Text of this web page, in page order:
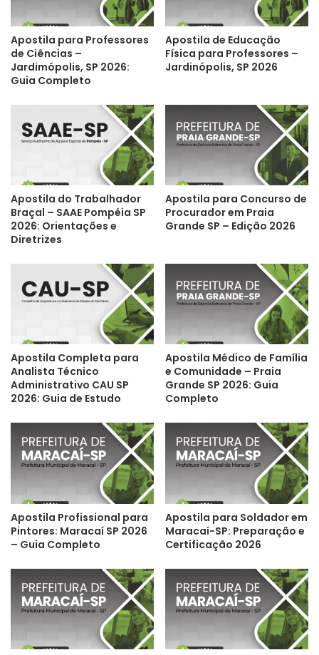
Apostila para Professores
de Ciências –
Jardimópolis, SP 2026:
Guia Completo
Apostila de Educação
Física para Professores –
Jardinópolis, SP 2026
Apostila do Trabalhador
Braçal – SAAE Pompéia SP
2026: Orientações e
Diretrizes
Apostila para Concurso de
Procurador em Praia
Grande SP – Edição 2026
Apostila Completa para
Analista Técnico
Administrativo CAU SP
2026: Guia de Estudo
Apostila Médico de Família
e Comunidade – Praia
Grande SP 2026: Guia
Completo
Apostila Profissional para
Pintores: Maracaí SP 2026
– Guia Completo
Apostila para Soldador em
Maracaí-SP: Preparação e
Certificação 2026